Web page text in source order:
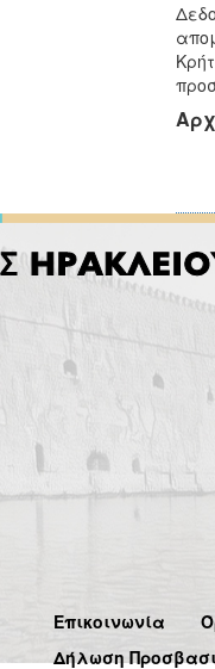
Επικοινωνία
Δήλωση